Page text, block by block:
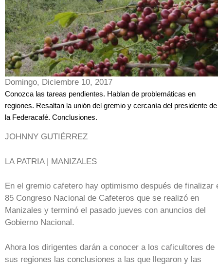
Domingo, Diciembre 10, 2017
Conozca las tareas pendientes. Hablan de problemáticas en
regiones. Resaltan la unión del gremio y cercanía del presidente de
la Federacafé. Conclusiones.
JOHNNY GUTIÉRREZ
LA PATRIA | MANIZALES
En el gremio cafetero hay optimismo después de finalizar
85 Congreso Nacional de Cafeteros que se realizó en
Manizales y terminó el pasado jueves con anuncios del
Gobierno Nacional.
Ahora los dirigentes darán a conocer a los caficultores de
sus regiones las conclusiones a las que llegaron y las